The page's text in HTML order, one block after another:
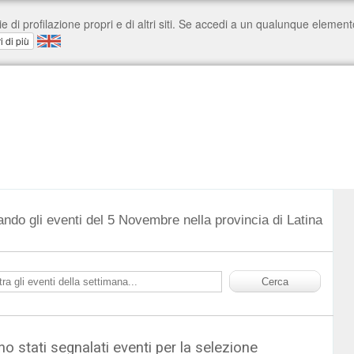
gli eventi del 5 Novembre nella provincia di Latina
stati segnalati eventi per la selezione